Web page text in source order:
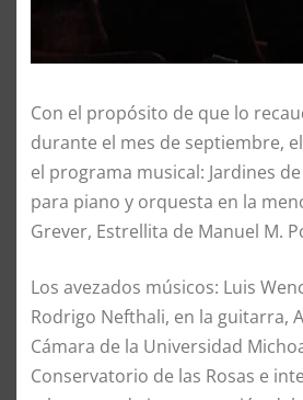
Con el propósito de que lo
durante el mes de septiembre,
el programa musical: Jardines
para piano y orquesta en la
Grever, Estrellita de Manuel M.
Los avezados músicos: Luis
Rodrigo Nefthali, en la guitarra,
Cámara de la Universidad
Conservatorio de las Rosas e